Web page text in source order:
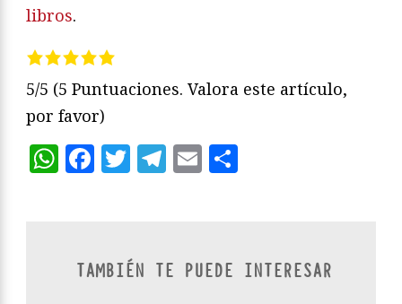
libros.
5/5 (5 Puntuaciones. Valora este artículo,
por favor)
WhatsApp
Facebook
Twitter
Telegram
Email
TAMBIÉN TE PUEDE INTERESAR